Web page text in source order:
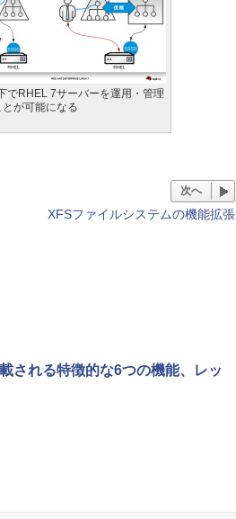
でRHEL 7サーバーを運用・管理
とが可能になる
次へ
XFSファイルシステムの機能拡張
される特徴的な6つの機能、レッ